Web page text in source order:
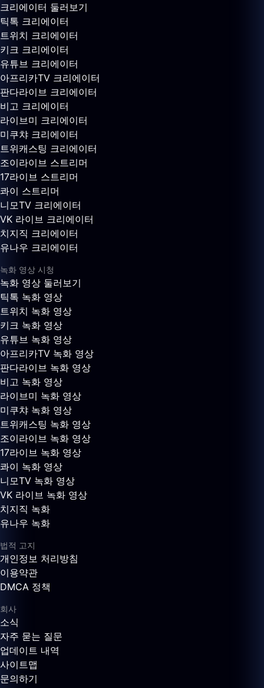
크리에이터 둘러보기
틱톡 크리에이터
트위치 크리에이터
키크 크리에이터
유튜브 크리에이터
아프리카TV 크리에이터
판다라이브 크리에이터
비고 크리에이터
라이브미 크리에이터
미쿠챠 크리에이터
트위캐스팅 크리에이터
조이라이브 스트리머
17라이브 스트리머
콰이 스트리머
니모TV 크리에이터
VK 라이브 크리에이터
치지직 크리에이터
유나우 크리에이터
녹화 영상 시청
녹화 영상 둘러보기
틱톡 녹화 영상
트위치 녹화 영상
키크 녹화 영상
유튜브 녹화 영상
아프리카TV 녹화 영상
판다라이브 녹화 영상
비고 녹화 영상
라이브미 녹화 영상
미쿠챠 녹화 영상
트위캐스팅 녹화 영상
조이라이브 녹화 영상
17라이브 녹화 영상
콰이 녹화 영상
니모TV 녹화 영상
VK 라이브 녹화 영상
치지직 녹화
유나우 녹화
법적 고지
개인정보 처리방침
이용약관
DMCA 정책
회사
소식
자주 묻는 질문
업데이트 내역
사이트맵
문의하기